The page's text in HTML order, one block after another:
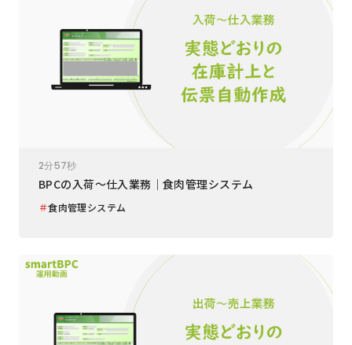
2分57秒
BPCの入荷～仕入業務｜食肉管理システム
＃食肉管理システム